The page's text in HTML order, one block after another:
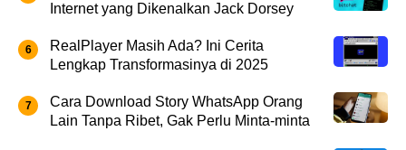
Internet yang Dikenalkan Jack Dorsey
RealPlayer Masih Ada? Ini Cerita
Lengkap Transformasinya di 2025
Cara Download Story WhatsApp Orang
Lain Tanpa Ribet, Gak Perlu Minta-minta